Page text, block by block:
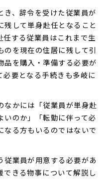
き、辞令を受けた従業員が
して単身赴任となること
する従業員はこれまで生
を現在の住居に残して引
品を購入・準備する必要が
要となる手続きも多岐に
なかには「従業員が単身赴
いのか」「転勤に伴って必
なる方もいるのではないで
従業員が用意する必要があ
きる物事について解説し